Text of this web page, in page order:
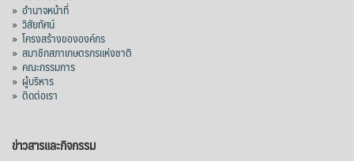
» อำนาจหน้าที่
» วิสัยทัศน์
» โครงสร้างขององค์กร
» สมาชิกสภาเกษตรกรแห่งชาติ
» คณะกรรมการ
» ผู้บริหาร
» ติดต่อเรา
ข่าวสารและกิจกรรม